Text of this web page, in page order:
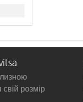
свій розмір